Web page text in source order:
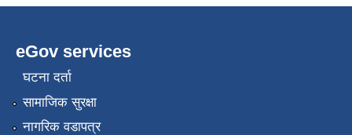
eGov services
घटना दर्ता
सामाजिक सुरक्षा
नागरिक वडापत्र